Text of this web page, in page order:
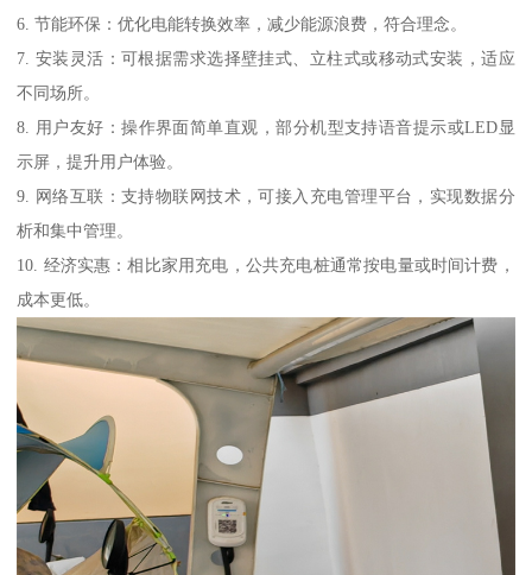
6. 节能环保：优化电能转换效率，减少能源浪费，符合理念。
7. 安装灵活：可根据需求选择壁挂式、立柱式或移动式安装，适应
不同场所。
8. 用户友好：操作界面简单直观，部分机型支持语音提示或LED显
示屏，提升用户体验。
9. 网络互联：支持物联网技术，可接入充电管理平台，实现数据分
析和集中管理。
10. 经济实惠：相比家用充电，公共充电桩通常按电量或时间计费，
成本更低。